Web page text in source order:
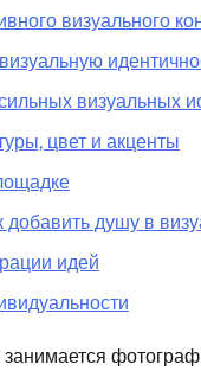
визуального
визуальных
цвет и акценты
добавить душу в
идей